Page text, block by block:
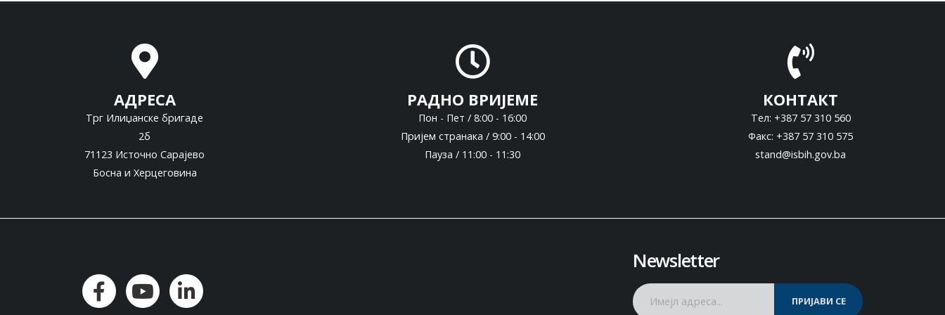
АДРЕСА
Трг Илиџанске бригаде
2б
71123 Источно Сарајево
Босна и Херцеговина
РАДНО ВРИЈЕМЕ
Пон - Пет / 8:00 - 16:00
Пријем странака / 9:00 - 14:00
Пауза / 11:00 - 11:30
КОНТАКТ
Тел: +387 57 310 560
Факс: +387 57 310 575
stand@isbih.gov.ba
Newsletter
ПРИЈАВИ СЕ